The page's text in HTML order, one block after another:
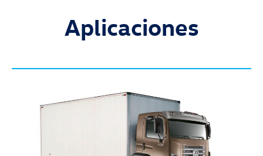
Aplicaciones